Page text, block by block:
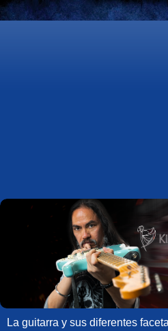
La guitarra y sus diferentes